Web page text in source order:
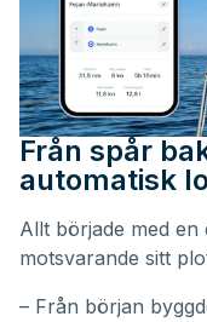
Från spår
automatisk
Allt började med
motsvarande sitt
– Från början